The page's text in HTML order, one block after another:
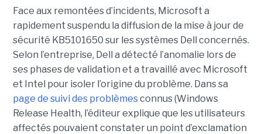
Face aux remontées d’incidents, Microsoft a
rapidement suspendu la diffusion de la mise à jour de
sécurité KB5101650 sur les systèmes Dell concernés.
Selon l’entreprise, Dell a détecté l’anomalie lors de
ses phases de validation et a travaillé avec Microsoft
et Intel pour isoler l’origine du problème. Dans sa
page de suivi des problèmesconnus (Windows
Release Health, l’éditeur explique que les utilisateurs
affectés pouvaient constater un point d’exclamation